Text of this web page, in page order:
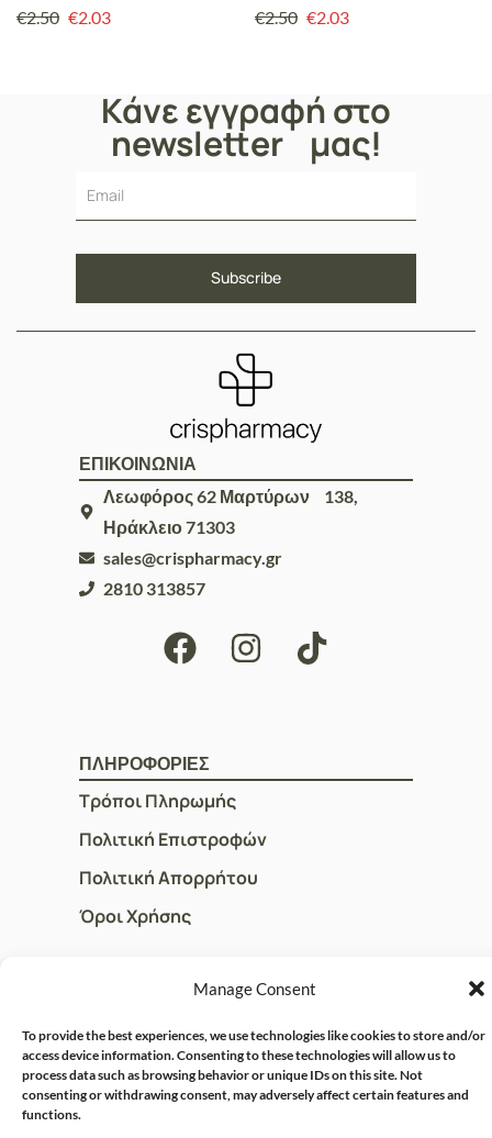
Manage Consent
To provide the best experiences, we use technologies like cookies to store and/or
access device information. Consenting to these technologies will allow us to
process data such as browsing behavior or unique IDs on this site. Not
consenting or withdrawing consent, may adversely affect certain features and
functions.
€2.50 €2.03
€2.50 €2.03
Κάνε εγγραφή στο
newsletter μας!
ΕΠΙΚΟΙΝΩΝΙΑ
Λεωφόρος 62 Μαρτύρων 138,
Ηράκλειο 71303
sales@crispharmacy.gr
2810 313857
ΠΛΗΡΟΦΟΡΙΕΣ
Τρόποι Πληρωμής
Πολιτική Επιστροφών
Πολιτική Απορρήτου
Όροι Χρήσης
ΓΡΗΓΟΡOI ΣΥΝΔΕΣΜΟΙ
Ο Λογαριασμός μου
Η Ομάδα μας
Επικοινωνία